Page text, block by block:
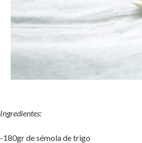
Ingredientes:
-180gr de sémola de trigo